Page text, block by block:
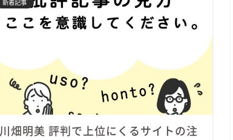
新着記事
川畑明美 評判で上位にくるサイトの注